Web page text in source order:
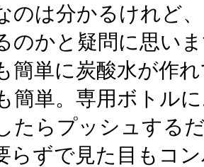
のは分かるけれど
のかと疑問に思い
簡単に炭酸水が作
簡単。専用ボトル
たらプッシュする
らずで見た目もコ